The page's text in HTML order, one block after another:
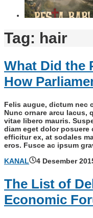
Tag: hair
What Did the
How
Felis augue, dictum nec
Nunc ornare arcu lacus,
vitae libero mauris.
diam eget dolor
efficitur ex, at sodales
eros. Fusce ac ipsum
KANAL
4 Desember
The List of
Economic